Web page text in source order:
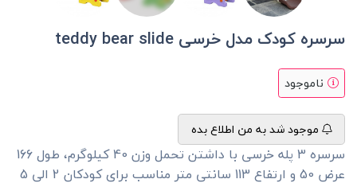
سرسره کودک مدل خرسی teddy bear slide
ناموجود
موجود شد به من اطلاع بده
سرسره 3 پله خرسی با داشتن تحمل وزن 40 کیلوگرم، طول 166
عرض 50 و ارتفاع 113 سانتی متر مناسب برای کودکان 2 الی 5